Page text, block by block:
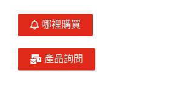
哪裡購買
產品詢問